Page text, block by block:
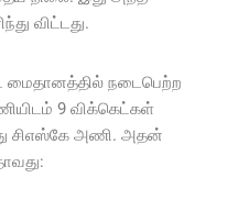
விட்டது.
மைதானத்தில் நடைபெற்ற
9 விக்கெட்கள்
சிஎஸ்கே அணி. அதன்